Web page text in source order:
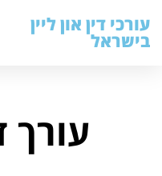
עורכי דין און ליין
בישראל
עורך